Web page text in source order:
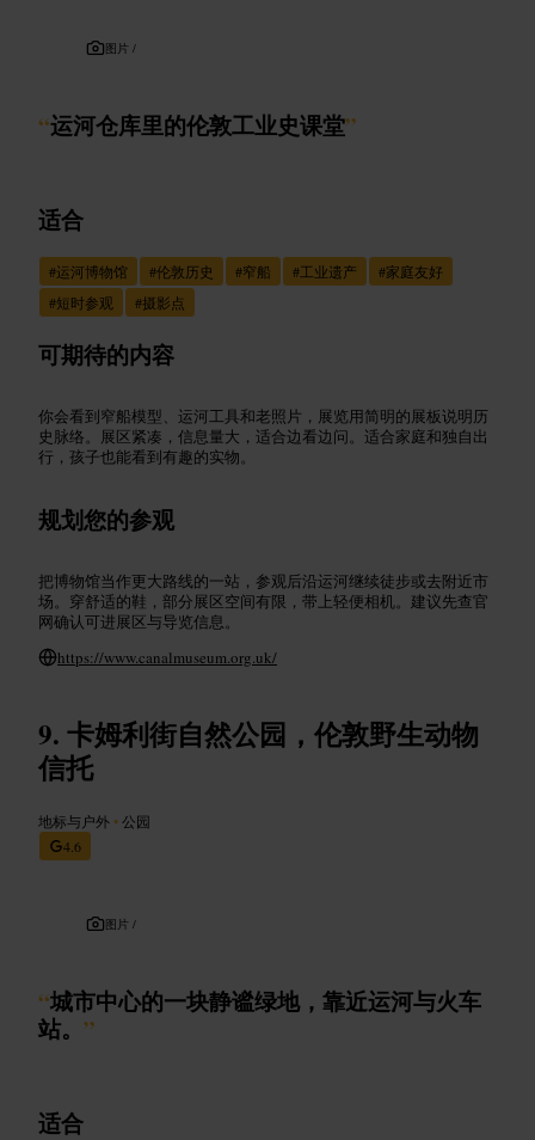
图片 /
“运河仓库里的伦敦工业史课堂”
适合
#运河博物馆 #伦敦历史 #窄船 #工业遗产 #家庭友好
#短时参观 #摄影点
可期待的内容
你会看到窄船模型、运河工具和老照片，展览用简明的展板说明历
史脉络。展区紧凑，信息量大，适合边看边问。适合家庭和独自出
行，孩子也能看到有趣的实物。
规划您的参观
把博物馆当作更大路线的一站，参观后沿运河继续徒步或去附近市
场。穿舒适的鞋，部分展区空间有限，带上轻便相机。建议先查官
网确认可进展区与导览信息。
https://www.canalmuseum.org.uk/
卡姆利街自然公园，伦敦野生动物
信托
地标与户外 •公园
4.6
图片 /
“城市中心的一块静谧绿地，靠近运河与火车
站。 ”
适合